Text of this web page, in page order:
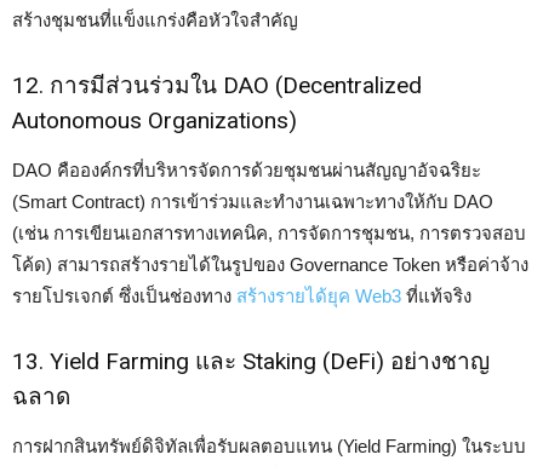
สร้างชุมชนที่แข็งแกร่งคือหัวใจสำคัญ
12. การมีส่วนร่วมใน DAO (Decentralized
Autonomous Organizations)
DAO คือองค์กรที่บริหารจัดการด้วยชุมชนผ่านสัญญาอัจฉริยะ
(Smart Contract) การเข้าร่วมและทำงานเฉพาะทางให้กับ DAO
(เช่น การเขียนเอกสารทางเทคนิค, การจัดการชุมชน, การตรวจสอบ
โค้ด) สามารถสร้างรายได้ในรูปของ Governance Token หรือค่าจ้าง
รายโปรเจกต์ ซึ่งเป็นช่องทาง สร้างรายได้ยุค Web3 ที่แท้จริง
13. Yield Farming และ Staking (DeFi) อย่างชาญ
ฉลาด
การฝากสินทรัพย์ดิจิทัลเพื่อรับผลตอบแทน (Yield Farming) ในระบบ